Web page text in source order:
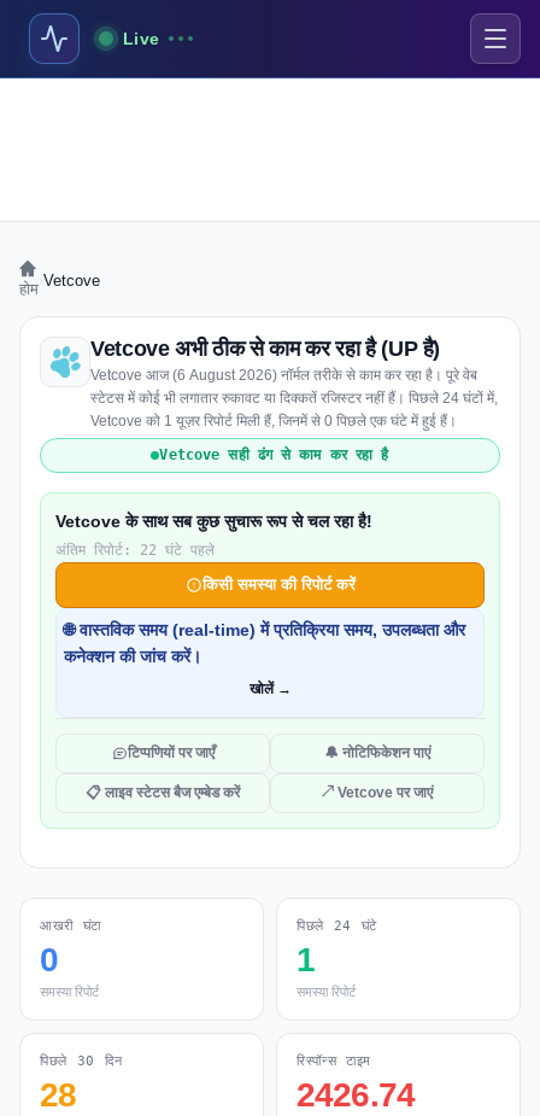
Live
होम Vetcove
Vetcove अभी ठीक से काम कर रहा है (UP है)
Vetcove आज (6 August 2026) नॉर्मल तरीके से काम कर रहा है। पूरे वेब
स्टेटस में कोई भी लगातार रुकावट या दिक्कतें रजिस्टर नहीं हैं। पिछले 24 घंटों में,
Vetcove को 1 यूज़र रिपोर्ट मिली हैं, जिनमें से 0 पिछले एक घंटे में हुई हैं।
Vetcove सही ढंग से काम कर रहा है
Vetcove के साथ सब कुछ सुचारू रूप से चल रहा है!
अंतिम रिपोर्ट: 22 घंटे पहले
किसी समस्या की रिपोर्ट करें
🌐 वास्तविक समय (real-time) में प्रतिक्रिया समय, उपलब्धता और
कनेक्शन की जांच करें।
खोलें →
टिप्पणियों पर जाएँ 🔔 नोटिफिकेशन पाएं
📋 लाइव स्टेटस बैज एम्बेड करें ↗ Vetcove पर जाएं
आखरी घंटा
0
समस्या रिपोर्ट
पिछले 24 घंटे
1
समस्या रिपोर्ट
पिछले 30 दिन
28
रिस्पॉन्स टाइम
2426.74